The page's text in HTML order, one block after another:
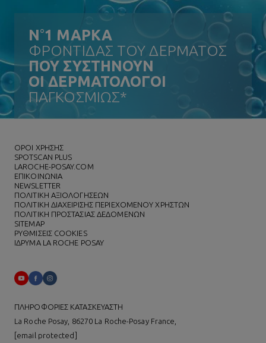
N°1 ΜΑΡΚΑ
ΦΡΟΝΤΙΔΑΣ ΤΟΥ ΔΕΡΜΑΤΟΣ
ΠΟΥ ΣΥΣΤΗΝΟΥΝ
ΟΙ ΔΕΡΜΑΤΟΛΟΓΟΙ
ΠΑΓΚΟΣΜΙΩΣ*
ΌΡΟΙ ΧΡΗΣΗΣ
SPOTSCAN PLUS
LAROCHE-POSAY.COM
ΕΠΙΚΟΙΝΩΝΙΑ
NEWSLETTER
ΠΟΛΙΤΙΚΗ ΑΞΙΟΛΟΓΗΣΕΩΝ
ΠΟΛΙΤΙΚΗ ΔΙΑΧΕΙΡΙΣΗΣ ΠΕΡΙΕΧΟΜΕΝΟΥ ΧΡΗΣΤΩΝ
ΠΟΛΙΤΙΚΗ ΠΡΟΣΤΑΣΙΑΣ ΔΕΔΟΜΕΝΩΝ
SITEMAP
ΡΥΘΜΙΣΕΙΣ COOKIES
ΙΔΡΥΜΑ LA ROCHE POSAY
ΠΛΗΡΟΦΟΡΙΕΣ ΚΑΤΑΣΚΕΥΑΣΤΗ
La Roche Posay, 86270 La Roche-Posay France,
[email protected]